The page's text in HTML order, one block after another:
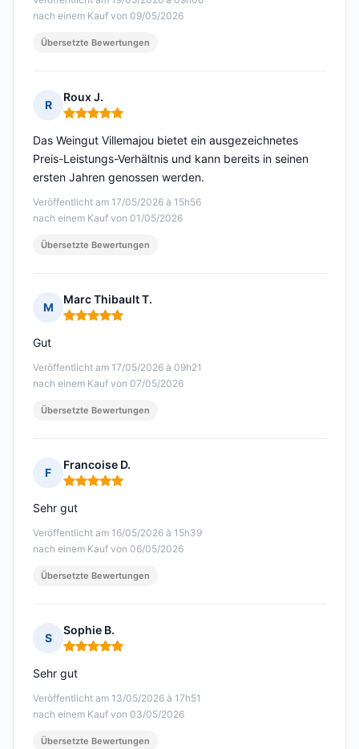
nach einem Kauf von 09/05/2026
Übersetzte Bewertungen
R
Roux J.
Hinweis: 5 von 5
Veröffentlicht am 17/05/2026 à 15h56
nach einem Kauf von 01/05/2026
Das Weingut Villemajou bietet ein ausgezeichnetes
Preis-Leistungs-Verhältnis und kann bereits in seinen
ersten Jahren genossen werden.
Übersetzte Bewertungen
M
Marc Thibault T.
Hinweis: 5 von 5
Veröffentlicht am 17/05/2026 à 09h21
nach einem Kauf von 07/05/2026
Gut
Übersetzte Bewertungen
F
Francoise D.
Hinweis: 5 von 5
Veröffentlicht am 16/05/2026 à 15h39
nach einem Kauf von 06/05/2026
Sehr gut
Übersetzte Bewertungen
S
Sophie B.
Hinweis: 5 von 5
Veröffentlicht am 13/05/2026 à 17h51
nach einem Kauf von 03/05/2026
Sehr gut
Übersetzte Bewertungen